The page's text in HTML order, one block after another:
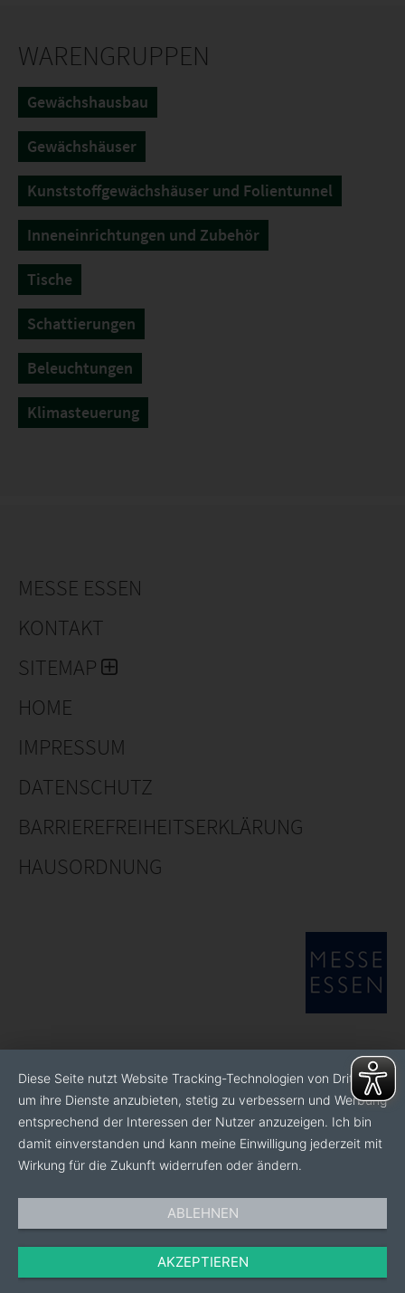
WARENGRUPPEN
Gewächshausbau
Gewächshäuser
Kunststoffgewächshäuser und Folientunnel
Inneneinrichtungen und Zubehör
Tische
Schattierungen
Beleuchtungen
Klimasteuerung
MESSE ESSEN
KONTAKT
SITEMAP
HOME
IMPRESSUM
DATENSCHUTZ
BARRIEREFREIHEITSERKLÄRUNG
HAUSORDNUNG
Diese Seite nutzt Website Tracking-Technologien von Dritten,
um ihre Dienste anzubieten, stetig zu verbessern und Werbung
entsprechend der Interessen der Nutzer anzuzeigen. Ich bin
damit einverstanden und kann meine Einwilligung jederzeit mit
Wirkung für die Zukunft widerrufen oder ändern.
ABLEHNEN
AKZEPTIEREN